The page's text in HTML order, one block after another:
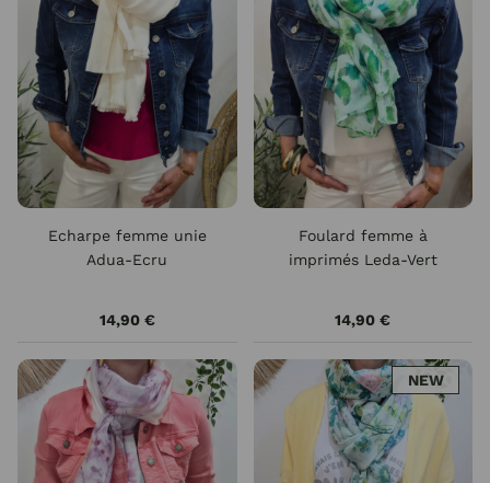
Echarpe femme unie
Adua-Ecru
14,90 €
Foulard femme à
imprimés Leda-Vert
14,90 €
NEW